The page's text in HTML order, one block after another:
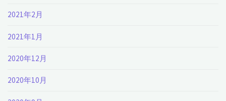
2021年2月
2021年1月
2020年12月
2020年10月